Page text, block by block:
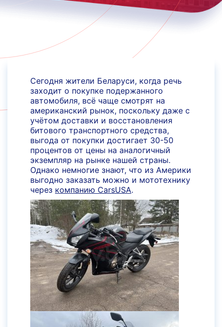
Сегодня жители Беларуси, когда речь
заходит о покупке подержанного
автомобиля, всё чаще смотрят на
американский рынок, поскольку даже с
учётом доставки и восстановления
битового транспортного средства,
выгода от покупки достигает 30-50
процентов от цены на аналогичный
экземпляр на рынке нашей страны.
Однако немногие знают, что из Америки
выгодно заказать можно и мототехнику
через компанию CarsUSA.